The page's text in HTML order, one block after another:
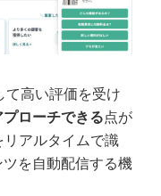
て高い評価を受け
ローチできる点が
アルタイムで識
を自動配信する機